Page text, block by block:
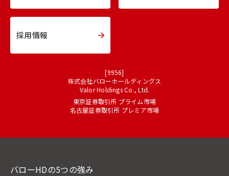
採用情報
[9956]
株式会社バローホールディングス
Valor Holdings Co., Ltd.
東京証券取引所 プライム市場
名古屋証券取引所 プレミア市場
バローHDの5つの強み